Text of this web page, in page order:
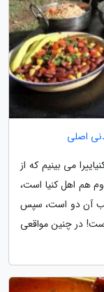
می بینیم که از
هم اهل کنیا است،
آن دو است، سپس
در چنین مواقعی